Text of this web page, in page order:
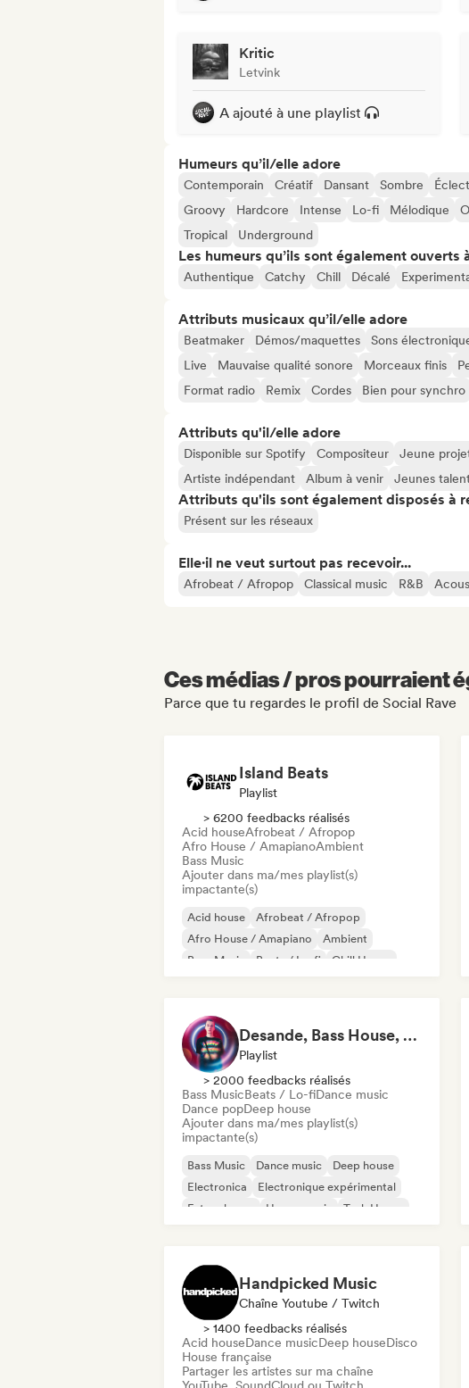
Kritic
Letvink
A ajouté à une playlist
Humeurs qu’il/elle adore
Contemporain Créatif Dansant Sombre
Groovy
Hardcore Intense Lo-fi Mélodique
Tropical
Underground
Les humeurs qu’ils sont également ouverts
Authentique Catchy Chill Décalé
Attributs musicaux qu’il/elle adore
Beatmaker Démos/maquettes Sons
Live
Mauvaise qualité sonore Morceaux finis
Format radio
Remix Cordes Bien pour synchro
Attributs qu'il/elle adore
Disponible sur Spotify Compositeur Jeune
Artiste indépendant
Album à venir Jeunes
Attributs qu'ils sont également disposés à
Présent sur les réseaux
Elle·il ne veut surtout pas recevoir...
Afrobeat / Afropop Classical music R&B
Ces médias / pros pourraient
Parce que tu regardes le profil de Social Rave
Island Beats
Playlist
> 6200 feedbacks réalisés
Acid houseAfrobeat / Afropop
Afro House / AmapianoAmbient
Bass Music
Ajouter dans ma/mes playlist(s)
impactante(s)
Acid house
Afrobeat / Afropop
Afro House / Amapiano
Ambient
Bass Music
Beats / Lo-fi
Chill House
Desande, Bass House, Tech House & House 2021
Playlist
> 2000 feedbacks réalisés
Bass MusicBeats / Lo-fiDance music
Dance popDeep house
Ajouter dans ma/mes playlist(s)
impactante(s)
Bass Music Dance music
Deep house
Electronica
Electronique expérimental
Future house
House music Tech House
Handpicked Music
Chaîne Youtube / Twitch
> 1400 feedbacks réalisés
Acid houseDance musicDeep houseDisco
House française
Partager les artistes sur ma chaîne